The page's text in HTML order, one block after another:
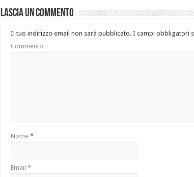
Lascia un commento
Il tuo indirizzo email non sarà pubblicato.I campi obbligatori
Commento
Nome *
Email *